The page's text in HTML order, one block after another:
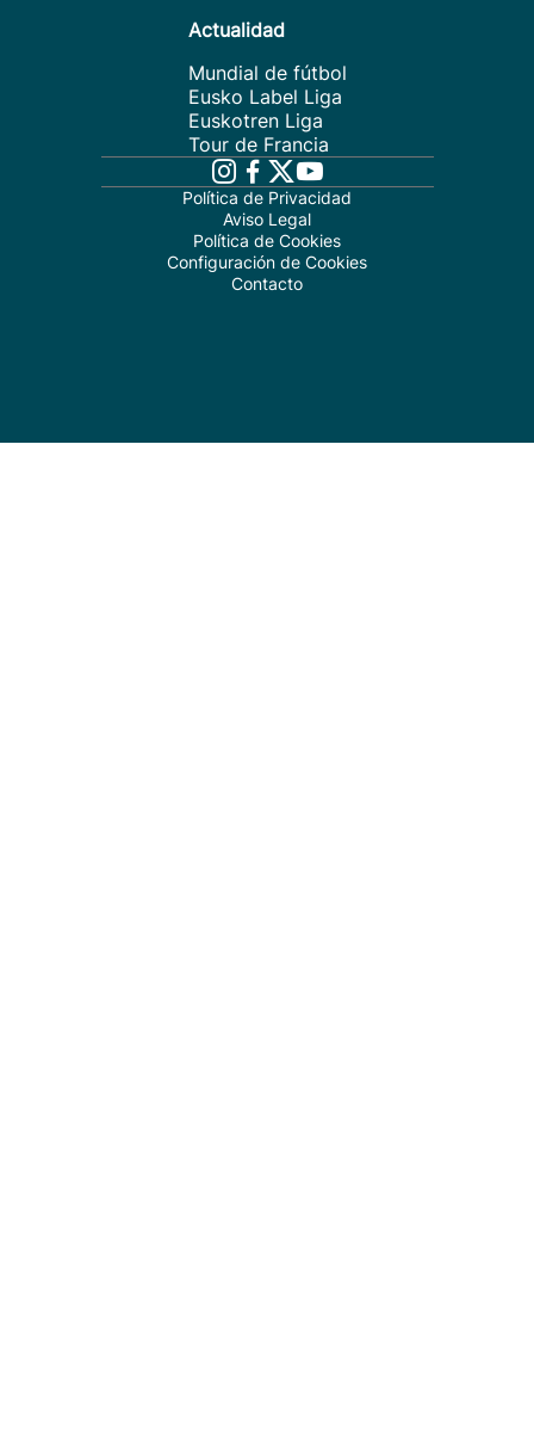
Actualidad
Mundial de fútbol
Eusko Label Liga
Euskotren Liga
Tour de Francia
Política de Privacidad
Aviso Legal
Política de Cookies
Configuración de Cookies
Contacto